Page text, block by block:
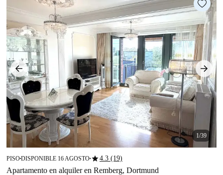
1/39
PISO■DISPONIBLE 16 AGOSTO■star4.3 (19)
Apartamento en alquiler en Remberg, Dortmund